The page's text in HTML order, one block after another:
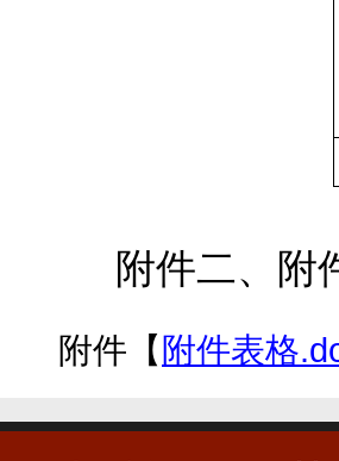
附件二、附
附件【附件表格